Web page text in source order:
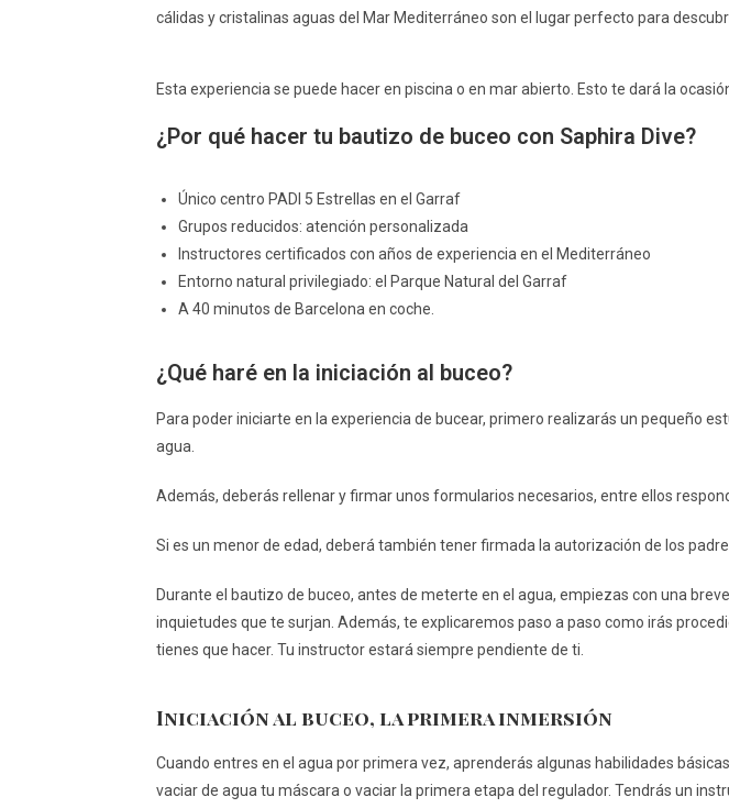
cálidas y cristalinas aguas del Mar Mediterráneo son el lugar perfecto para
Esta experiencia se puede hacer en piscina o en mar abierto. Esto te dará la
¿Por qué hacer tu bautizo de buceo con Saphira Dive?
Único centro PADI 5 Estrellas en el Garraf
Grupos reducidos: atención personalizada
Instructores certificados con años de experiencia en el Mediterráneo
Entorno natural privilegiado: el Parque Natural del Garraf
A 40 minutos de Barcelona en coche.
¿Qué haré en la iniciación al buceo?
Para poder iniciarte en la experiencia de bucear, primero realizarás un pequeño
agua.
Además, deberás rellenar y firmar unos formularios necesarios, entre ellos
Si es un menor de edad, deberá también tener firmada la autorización de los
Durante el bautizo de buceo, antes de meterte en el agua, empiezas con una
inquietudes que te surjan. Además, te explicaremos paso a paso como irás
tienes que hacer. Tu instructor estará siempre pendiente de ti.
Iniciación al buceo, la primera inmersión
Cuando entres en el agua por primera vez, aprenderás algunas habilidades
vaciar de agua tu máscara o vaciar la primera etapa del regulador. Tendrás un